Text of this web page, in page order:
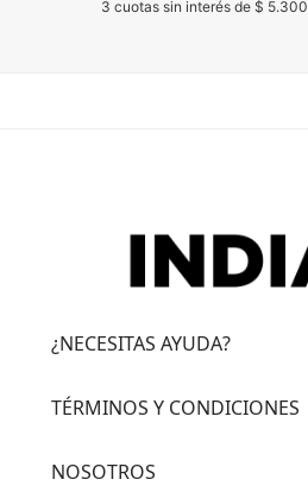
3 cuotas sin interés de $ 5.300
¿NECESITAS AYUDA?
TÉRMINOS Y CONDICIONES
NOSOTROS